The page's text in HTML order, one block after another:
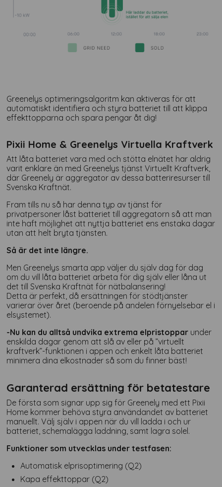
Greenelys optimeringsalgoritm kan aktiveras för att
automatiskt identifiera och styra batteriet till att klippa
effekttopparna och spara pengar åt dig!
Pixii Home & Greenelys Virtuella Kraftverk
Att låta batteriet vara med och stötta elnätet har aldrig
varit enklare än med Greenelys tjänst Virtuellt Kraftverk,
där Greenely är aggregator av dessa batteriresurser till
Svenska Kraftnät.
Fram tills nu så har denna typ av tjänst för
privatpersoner låst batteriet till aggregatorn så att man
inte haft möjlighet att nyttja batteriet ens enstaka dagar
utan att helt bryta tjänsten.
Så är det inte längre.
Men Greenelys smarta app väljer du själv dag för dag
om du vill låta batteriet arbeta för dig själv eller låna ut
det till Svenska Kraftnät för nätbalansering!
Detta är perfekt, då ersättningen för stödtjänster
varierar över året (beroende på andelen förnyelsebar el i
elsystemet).
-Nu kan du alltså undvika extrema elpristoppar under
enskilda dagar genom att slå av eller på ”virtuellt
kraftverk”-funktionen i appen och enkelt låta batteriet
minimera dina elkostnader så som du finner bäst!
Garanterad ersättning för betatestare
De första som signar upp sig för Greenely med ett Pixii
Home kommer behöva styra användandet av batteriet
manuellt. Välj själv i appen när du vill ladda i och ur
batteriet, schemalägga laddning, samt lagra solel.
Funktioner som utvecklas under testfasen:
Automatisk elprisoptimering (Q2)
Kapa effekttoppar (Q2)